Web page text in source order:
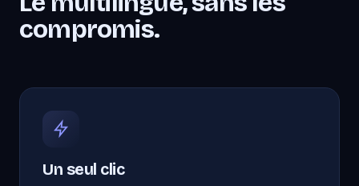
compromis.
Un seul clic